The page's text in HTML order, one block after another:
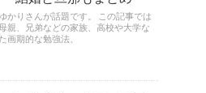
かりさんが話題です。 この記事では
親、兄弟などの家族、高校や大学な
画期的な勉強法、